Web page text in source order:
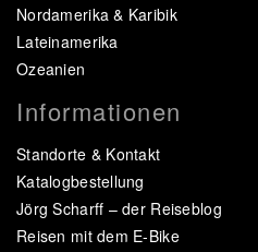
Nordamerika & Karibik
Lateinamerika
Ozeanien
Informationen
Standorte & Kontakt
Katalogbestellung
Jörg Scharff – der Reiseblog
Reisen mit dem E-Bike